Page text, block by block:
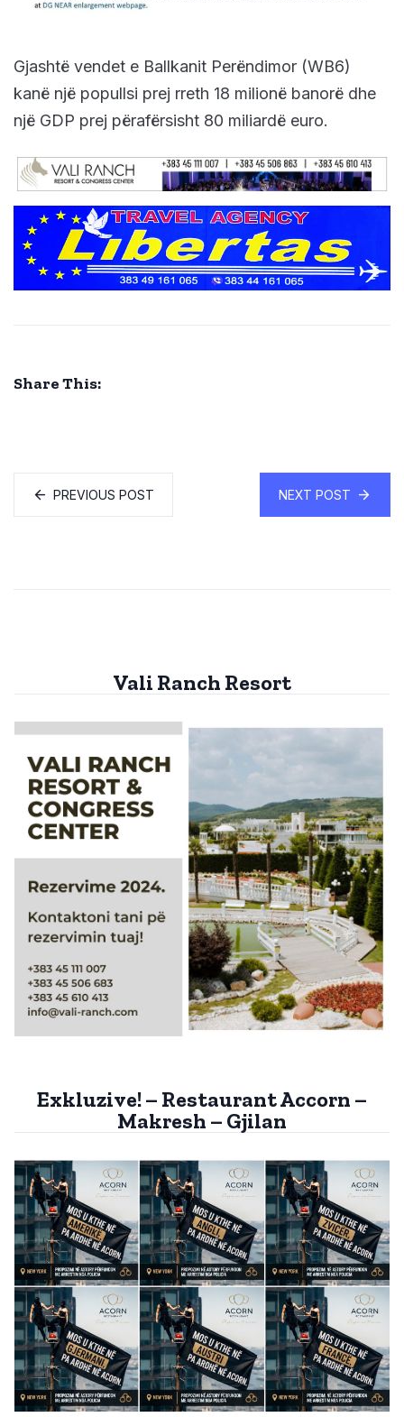
Gjashtë vendet e Ballkanit Perëndimor (WB6)
kanë një popullsi prej rreth 18 milionë banorë dhe
një GDP prej përafërsisht 80 miliardë euro.
Share This:
PREVIOUS POST NEXT POST
Vali Ranch Resort
Exkluzive! – Restaurant Accorn –
Makresh – Gjilan